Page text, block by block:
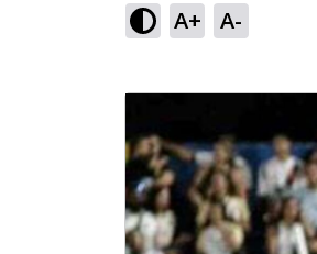
A+ A-